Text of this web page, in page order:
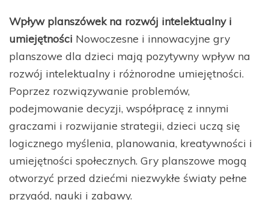
Wpływ planszówek na rozwój intelektualny i
umiejętności Nowoczesne i innowacyjne gry
planszowe dla dzieci mają pozytywny wpływ na
rozwój intelektualny i różnorodne umiejętności.
Poprzez rozwiązywanie problemów,
podejmowanie decyzji, współpracę z innymi
graczami i rozwijanie strategii, dzieci uczą się
logicznego myślenia, planowania, kreatywności i
umiejętności społecznych. Gry planszowe mogą
otworzyć przed dziećmi niezwykłe światy pełne
przygód, nauki i zabawy.